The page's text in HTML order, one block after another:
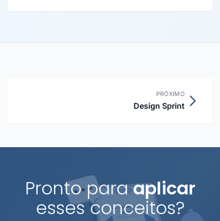
PRÓXIMO
Design Sprint
Pronto paraaplicar
esses conceitos?